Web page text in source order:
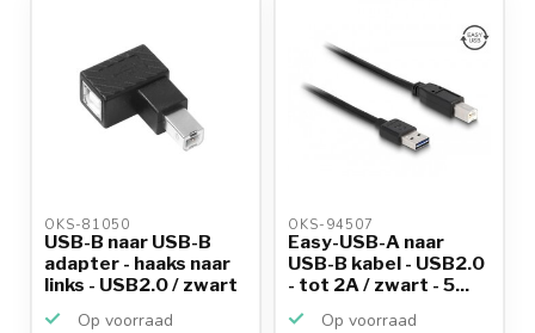
OKS-81050
USB-B naar USB-B
adapter - haaks naar
links - USB2.0 / zwart
Op voorraad
OKS-94507
Easy-USB-A naar
USB-B kabel - USB2.0
- tot 2A / zwart - 5...
Op voorraad